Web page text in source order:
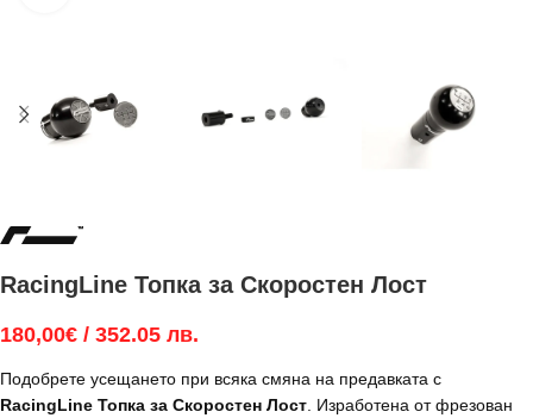
RacingLine Топка за Скоростен Лост
180,00€ / 352.05 лв.
Подобрете усещането при всяка смяна на предавката с
RacingLine Топка за Скоростен Лост. Изработена от фрезован